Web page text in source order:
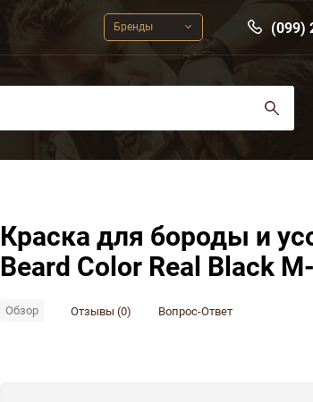
Бренды (099)
Краска для бороды и
Beard Color Real Black
Обзор Отзывы (0) Вопрос-Ответ